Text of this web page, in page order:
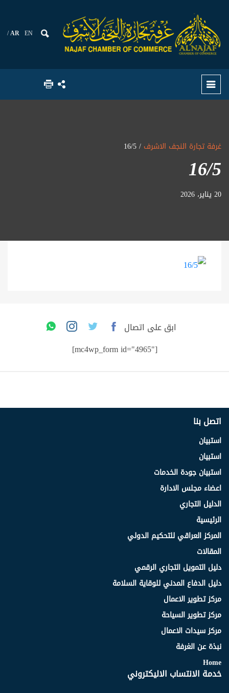
AR EN
غرفة تجارة النجف الاشرف / 16/5
16/5
20 يناير، 2026
ابق على اتصال
[mc4wp_form id="4965"]
اتصل بنا
استبيان
استبيان
استبيان جودة الخدمات
اعضاء مجلس الادارة
الدليل التجاري
الرئيسية
المركز العراقي للتحكيم الدولي
المقالات
دليل التمويل التجاري الرقمي
دليل الدفاع المدني للوقاية السلامة
مركز تطوير الاعمال
مركز تطوير السياحة
مركز سيدات الاعمال
نبذة عن الغرفة
Home
خدمة الانتساب الاليكتروني